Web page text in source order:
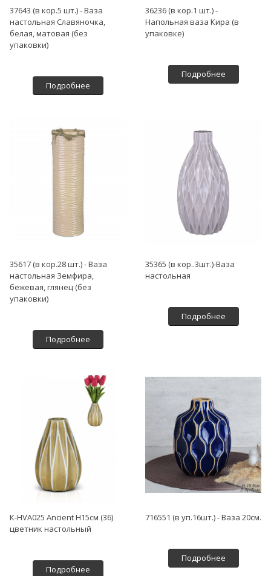
37643 (в кор.5 шт.) - Ваза
настольная Славяночка,
белая, матовая (без
упаковки)
Подробнее
36236 (в кор.1 шт.) -
Напольная ваза Кира (в
упаковке)
Подробнее
35617 (в кор.28 шт.) - Ваза
настольная Земфира,
бежевая, глянец (без
упаковки)
Подробнее
35365 (в кор..3шт.)-Ваза
настольная
Подробнее
К-HVA025 Ancient H15см (36)
цветник настольный
Подробнее
716551 (в уп.16шт.) - Ваза 20см.
Подробнее